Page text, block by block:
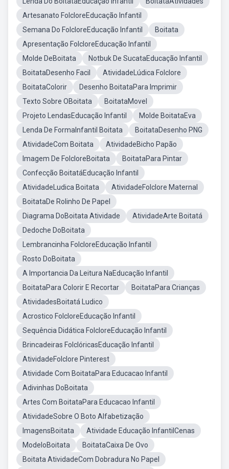
Artesanato FolcloreEducação Infantil
Semana Do FolcloreEducação Infantil
Boitata
Apresentação FolcloreEducação Infantil
Molde DeBoitata
Notbuk De SucataEducação Infantil
BoitataDesenho Facil
AtividadeLúdica Folclore
BoitataColorir
Desenho BoitataPara Imprimir
Texto Sobre OBoitata
BoitataMovel
Projeto LendasEducação Infantil
Molde BoitataEva
Lenda De FormaInfantil Boitata
BoitataDesenho PNG
AtividadeCom Boitata
AtividadeBicho Papão
Imagem De FolcloreBoitata
BoitataPara Pintar
Confecção BoitatáEducação Infantil
AtividadeLudica Boitata
AtividadeFolclore Maternal
BoitataDe Rolinho De Papel
Diagrama DoBoitata Atividade
AtividadeArte Boitatá
Dedoche DoBoitata
Lembrancinha FolcloreEducação Infantil
Rosto DoBoitata
A Importancia Da Leitura NaEducação Infantil
BoitataPara Colorir E Recortar
BoitataPara Crianças
AtividadesBoitatá Ludico
Acrostico FolcloreEducação Infantil
Sequência Didática FolcloreEducação Infantil
Brincadeiras FolclóricasEducação Infantil
AtividadeFolclore Pinterest
Atividade Com BoitataPara Educacao Infantil
Adivinhas DoBoitata
Artes Com BoitataPara Educacao Infantil
AtividadeSobre O Boto Alfabetização
ImagensBoitata
Atividade Educação InfantilCenas
ModeloBoitata
BoitataCaixa De Ovo
Boitata AtividadeCom Dobradura No Papel